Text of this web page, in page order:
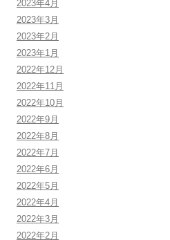
2023年4月
2023年3月
2023年2月
2023年1月
2022年12月
2022年11月
2022年10月
2022年9月
2022年8月
2022年7月
2022年6月
2022年5月
2022年4月
2022年3月
2022年2月